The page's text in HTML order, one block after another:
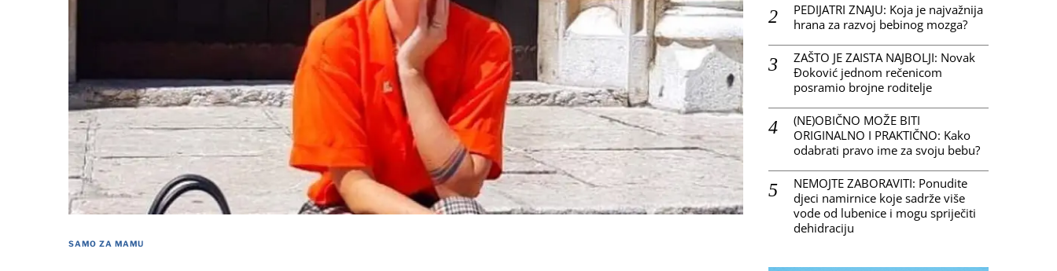
SAMO ZA MAMU
PEDIJATRI ZNAJU: Koja je najvažnija
hrana za razvoj bebinog mozga?
ZAŠTO JE ZAISTA NAJBOLJI: Novak
Đoković jednom rečenicom
posramio brojne roditelje
(NE)OBIČNO MOŽE BITI
ORIGINALNO I PRAKTIČNO: Kako
odabrati pravo ime za svoju bebu?
NEMOJTE ZABORAVITI: Ponudite
djeci namirnice koje sadrže više
vode od lubenice i mogu spriječiti
dehidraciju